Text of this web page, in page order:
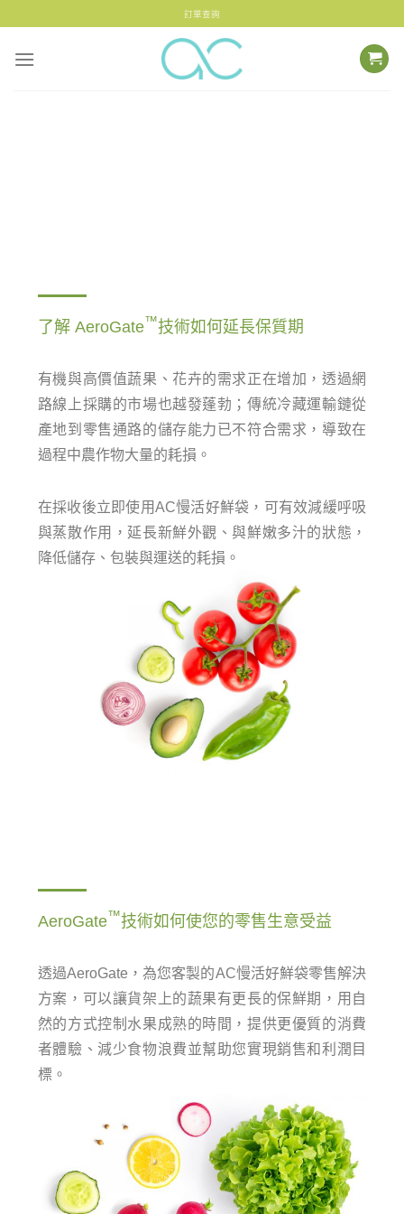
訂單查詢
了解 AeroGate™技術如何延長保質期
有機與高價值蔬果、花卉的需求正在增加，透過網
路線上採購的市場也越發蓬勃； 傳統冷藏運輸鏈從
產地到零售通路的儲存能力已不符合需求， 導致在
過程中農作物大量的耗損 。
在採收後立即使用AC慢活好鮮袋，可有效減緩呼吸
與蒸散作用，延長新鮮外觀、與鮮嫩多汁的狀態，
降低儲存、包裝與運送的耗損。
AeroGate™技術如何使您的零售生意受益
透過AeroGate ，為您客製的AC慢活好鮮袋零售解決
方案，可以讓貨架上的蔬果有更長的保鮮期， 用自
然的方式控制水果成熟的時間，提供更優質的消費
者體驗、減少食物浪費並幫助您實現銷售和利潤目
標。